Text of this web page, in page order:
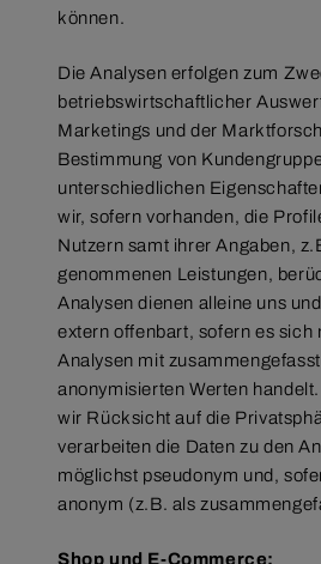
können.
Die Analysen erfolgen zum
betriebswirtschaftlicher
Marketings und der
Bestimmung von
unterschiedlichen
wir, sofern vorhanden, die
Nutzern samt ihrer Angaben,
genommenen Leistungen,
Analysen dienen alleine uns
extern offenbart, sofern es sich
Analysen mit
anonymisierten Werten
wir Rücksicht auf die
verarbeiten die Daten zu den
möglichst pseudonym und,
anonym (z.B. als
Shop und E-Commerce: